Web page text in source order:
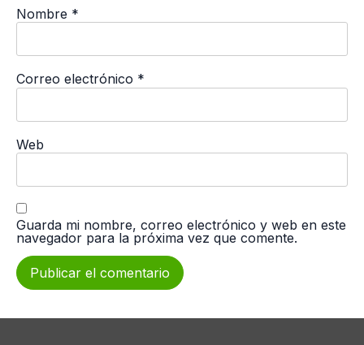
Nombre *
Correo electrónico *
Web
Guarda mi nombre, correo electrónico y web en este
navegador para la próxima vez que comente.